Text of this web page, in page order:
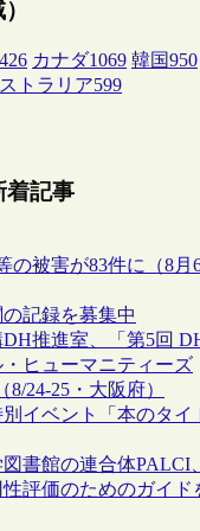
カナダ1069 韓国950
トラリア599
着記事
の被害が83件に（8月
記録を募集中
推進室、「第5回
ヒューマニティーズ
24-25・大阪府）
イベント「本のタイ
書館の連合体PALCI、
評価のためのガイド